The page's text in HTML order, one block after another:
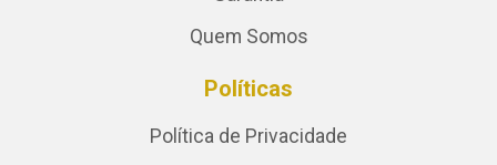
Quem Somos
Políticas
Política de Privacidade